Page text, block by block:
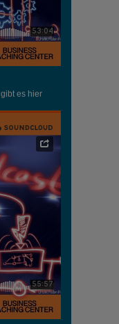
gibt es hier